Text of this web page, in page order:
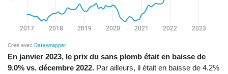
En janvier 2023, le prix du sans plomb était en baisse de
9.0% vs. décembre 2022. Par ailleurs, il était en baisse de 4.2%